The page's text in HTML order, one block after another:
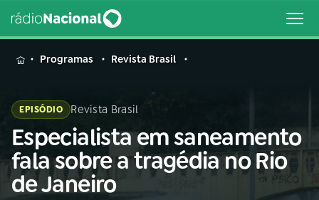
MENU
Buscar
na
Rádio
Nacional
Buscar
Programas Revista Brasil
EPISÓDIO Revista Brasil
Especialista em saneamento
fala sobre a tragédia no Rio
de Janeiro